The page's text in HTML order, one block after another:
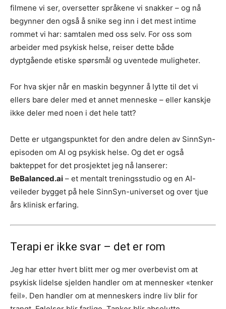
filmene vi ser, oversetter språkene vi snakker – og nå
begynner den også å snike seg inn i det mest intime
rommet vi har: samtalen med oss selv. For oss som
arbeider med psykisk helse, reiser dette både
dyptgående etiske spørsmål og uventede muligheter.
For hva skjer når en maskin begynner å lytte til det vi
ellers bare deler med et annet menneske – eller kanskje
ikke deler med noen i det hele tatt?
Dette er utgangspunktet for den andre delen av SinnSyn-
episoden om AI og psykisk helse. Og det er også
bakteppet for det prosjektet jeg nå lanserer:
BeBalanced.ai – et mentalt treningsstudio og en AI-
veileder bygget på hele SinnSyn-universet og over tjue
års klinisk erfaring.
Terapi er ikke svar – det er rom
Jeg har etter hvert blitt mer og mer overbevist om at
psykisk lidelse sjelden handler om at mennesker «tenker
feil». Den handler om at menneskers indre liv blir for